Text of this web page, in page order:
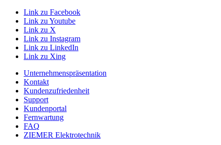
Link zu Facebook
Link zu Youtube
Link zu X
Link zu Instagram
Link zu LinkedIn
Link zu Xing
Unternehmenspräsentation
Kontakt
Kundenzufriedenheit
Support
Kundenportal
Fernwartung
FAQ
ZIEMER Elektrotechnik